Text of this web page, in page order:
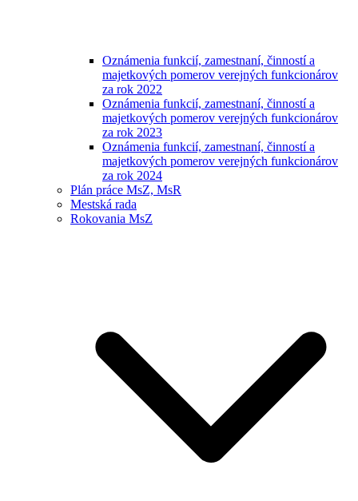
Oznámenia funkcií, zamestnaní, činností a
majetkových pomerov verejných funkcionárov
za rok 2022
Oznámenia funkcií, zamestnaní, činností a
majetkových pomerov verejných funkcionárov
za rok 2023
Oznámenia funkcií, zamestnaní, činností a
majetkových pomerov verejných funkcionárov
za rok 2024
Plán práce MsZ, MsR
Mestská rada
Rokovania MsZ